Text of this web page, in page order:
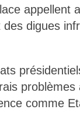
appellent
digues
comme